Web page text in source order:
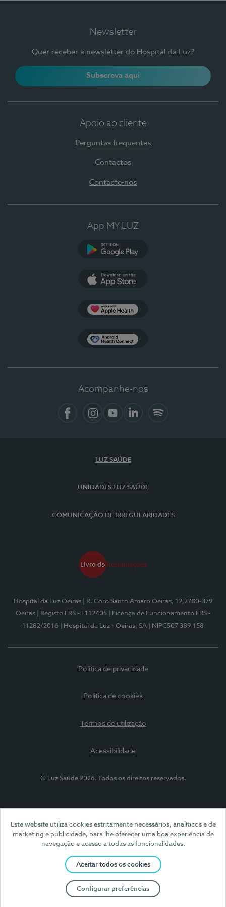
Este website utiliza cookies estritamente necessários, analíticos e de
marketing e publicidade, para lhe oferecer uma boa experiência de
navegação e acesso a todas as funcionalidades.
Aceitar todos os cookies
Configurar preferências
Newsletter
Quer receber a newsletter do Hospital da Luz?
Subscreva aqui
Apoio ao cliente
Perguntas frequentes
Contactos
Contacte-nos
App MY LUZ
Acompanhe-nos
LUZ SAÚDE
UNIDADES LUZ SAÚDE
COMUNICAÇÃO DE IRREGULARIDADES
Hospital da Luz Oeiras
| R. Coro Santo Amaro Oeiras, 12,2780-379
Oeiras
| Registo ERS - E112405
| Licença de Funcionamento ERS -
11282/2016
| Hospital da Luz - Oeiras, SA | NIPC507 389 158
Política de privacidade
Política de cookies
Termos de utilização
Acessibilidade
© Luz Saúde 2026. Todos os direitos reservados.